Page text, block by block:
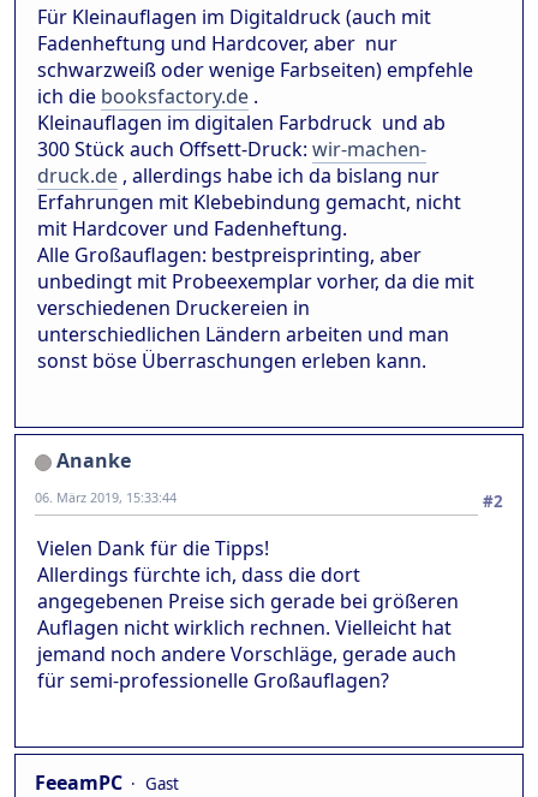
Für Kleinauflagen im Digitaldruck (auch mit
Fadenheftung und Hardcover, aber nur
schwarzweiß oder wenige Farbseiten) empfehle
ich die booksfactory.de .
Kleinauflagen im digitalen Farbdruck und ab
300 Stück auch Offsett-Druck: wir-machen-
druck.de , allerdings habe ich da bislang nur
Erfahrungen mit Klebebindung gemacht, nicht
mit Hardcover und Fadenheftung.
Alle Großauflagen: bestpreisprinting, aber
unbedingt mit Probeexemplar vorher, da die mit
verschiedenen Druckereien in
unterschiedlichen Ländern arbeiten und man
sonst böse Überraschungen erleben kann.
Ananke
#2
06. März 2019, 15:33:44
Vielen Dank für die Tipps!
Allerdings fürchte ich, dass die dort
angegebenen Preise sich gerade bei größeren
Auflagen nicht wirklich rechnen. Vielleicht hat
jemand noch andere Vorschläge, gerade auch
für semi-professionelle Großauflagen?
FeeamPC Gast